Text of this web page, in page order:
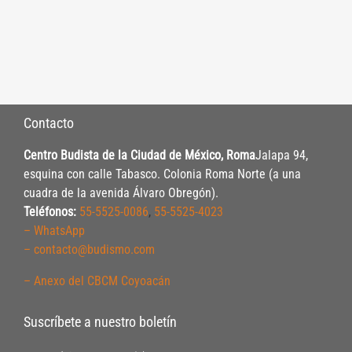
Contacto
Centro Budista de la Ciudad de México, RomaJalapa 94,
esquina con calle Tabasco. Colonia Roma Norte (a una
cuadra de la avenida Álvaro Obregón).
Teléfonos: 55-5525-0086, 55-5525-4023
– WhatsApp
– contacto@budismo.com
– Anexo del CBCM Coyoacán
Suscríbete a nuestro boletín